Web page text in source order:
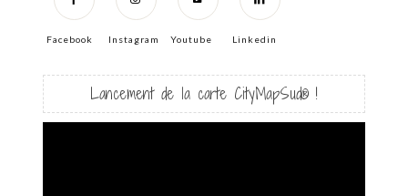
Facebook Instagram Youtube Linkedin
Lancement de la carte CityMapSud® !